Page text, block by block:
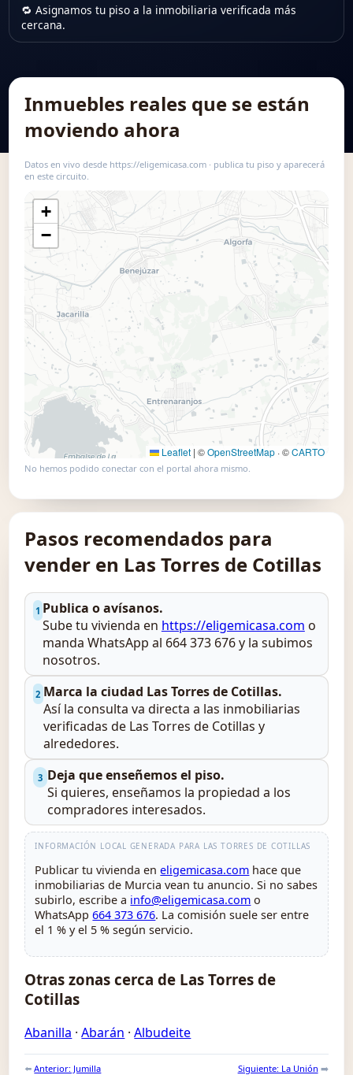
🔁 Asignamos tu piso a la inmobiliaria verificada más
cercana.
Inmuebles reales que se están
moviendo ahora
Datos en vivo desde https://eligemicasa.com · publica tu piso y aparecerá
en este circuito.
+
−
Leaflet | ©OpenStreetMap· ©CARTO
📍 Usar este mapa
No hemos podido conectar con el portal ahora mismo.
Pasos recomendados para
vender en Las Torres de Cotillas
1 Publica o avísanos.
Sube tu vivienda en https://eligemicasa.com o
manda WhatsApp al 664 373 676 y la subimos
nosotros.
2 Marca la ciudad Las Torres de Cotillas.
Así la consulta va directa a las inmobiliarias
verificadas de Las Torres de Cotillas y
alrededores.
3 Deja que enseñemos el piso.
Si quieres, enseñamos la propiedad a los
compradores interesados.
INFORMACIÓN LOCAL GENERADA PARA LAS TORRES DE COTILLAS
Publicar tu vivienda eneligemicasa.com hace que
inmobiliarias de Murcia vean tu anuncio. Si no sabes
subirlo, escribe a info@eligemicasa.com o
WhatsApp664 373 676. La comisión suele ser entre
el 1 % y el 5 % según servicio.
Otras zonas cerca de Las Torres de
Cotillas
Abanilla ·Abarán ·Albudeite
⬅️Anterior: Jumilla Siguiente: La Unión ➡️